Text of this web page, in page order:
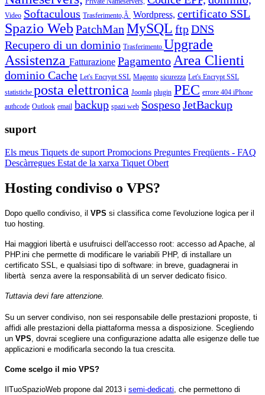
Video Softaculous Trasferimento,Â Wordpress, certificato SSL
Spazio Web PatchMan MySQL ftpDNS
Recupero di un dominio Trasferimento Upgrade
Assistenza Fatturazione Pagamento Area Clienti
dominio Cache Let's Encrypt SSL Magento sicurezza Let's Encrypt SSL
statistiche posta elettronica Joomla plugin PEC errore 404 iPhone
authcode Outlook email backup spazi web SospesoJetBackup
suport
Els meus Tiquets de suport Promocions Preguntes Freqüents - FAQ
Descàrregues Estat de la xarxa Tiquet Obert
Hosting condiviso o VPS?
Dopo quello condiviso, il VPS si classifica come l'evoluzione logica per il
tuo hosting.
Hai maggiori libertà e usufruisci dell'accesso root: accesso ad Apache, al
PHP.ini che permette di modificare le variabili PHP, di installare un
certificato SSL, e qualsiasi tipo di software: in breve, guadagnerai in
libertà senza avere la responsabilità di un server dedicato fisico.
Tuttavia devi fare attenzione.
Su un server condiviso, non sei responsabile delle prestazioni proposte, ti
affidi alle prestazioni della piattaforma messa a disposizione. Scegliendo
un VPS, dovrai scegliere una configurazione adatta alle esigenze delle tue
applicazioni e modificarla secondo la tua crescita.
Come scelgo il mio VPS?
IlTuoSpazioWeb propone dal 2013 i semi-dedicati, che permettono di